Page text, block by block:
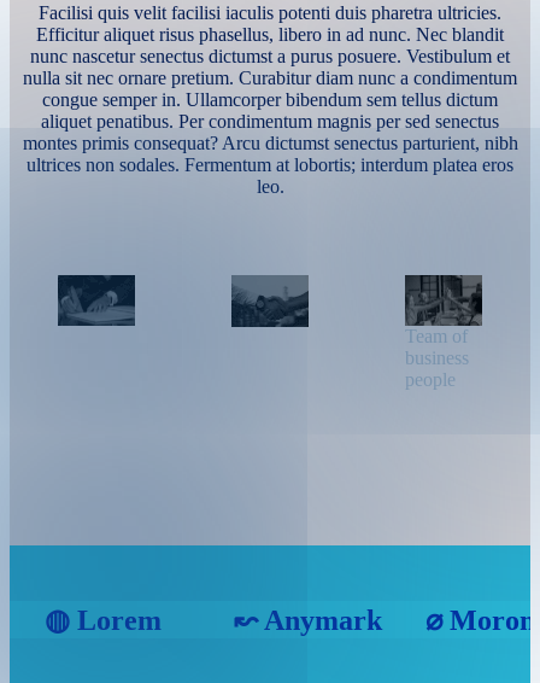
Facilisi quis velit facilisi iaculis potenti duis pharetra ultricies.
Efficitur aliquet risus phasellus, libero in ad nunc. Nec blandit
nunc nascetur senectus dictumst a purus posuere. Vestibulum et
nulla sit nec ornare pretium. Curabitur diam nunc a condimentum
congue semper in. Ullamcorper bibendum sem tellus dictum
aliquet penatibus. Per condimentum magnis per sed senectus
montes primis consequat? Arcu dictumst senectus parturient, nibh
ultrices non sodales. Fermentum at lobortis; interdum platea eros
leo.
Team of
business
people
Lorem ↜ Anymark ⌀